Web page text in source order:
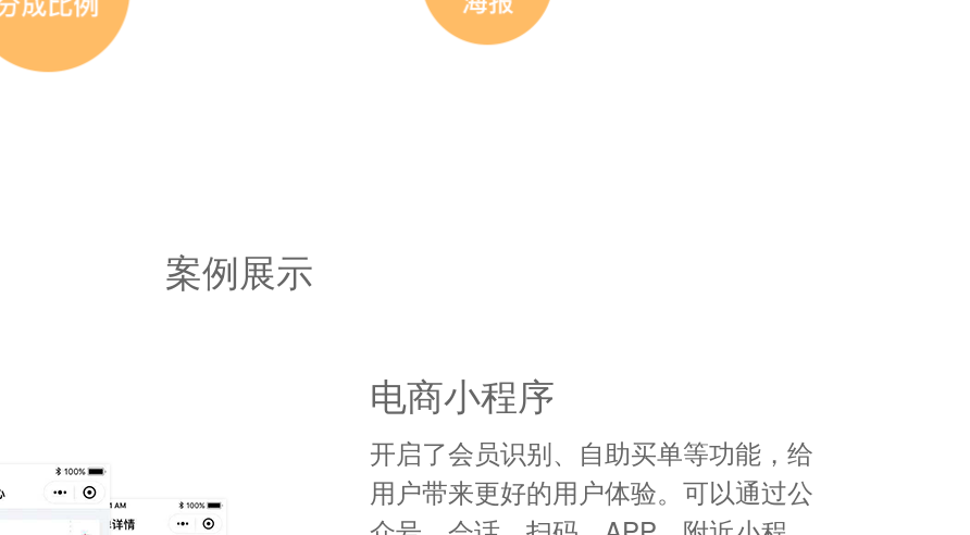
案例展示
电商小程序
开启了会员识别、自助买单等功能，给
用户带来更好的用户体验。可以通过公